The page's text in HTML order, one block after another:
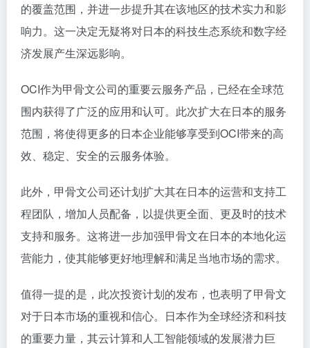
的覆盖范围，并进一步提升其在该地区的技术实力和影
响力。这一决定无疑将对日本的科技生态系统和数字经
济发展产生深远影响。
OCI作为甲骨文公司的重要云服务产品，已经在全球范
围内获得了广泛的应用和认可。此次扩大在日本的服务
范围，将使得更多的日本企业能够享受到OCI带来的高
效、稳定、安全的云服务体验。
此外，甲骨文公司还计划扩大其在日本的运营和支持工
程团队，增加人员配备，以提供更全面、更及时的技术
支持和服务。这将进一步加强甲骨文在日本的本地化运
营能力，使其能够更好地理解和满足当地市场的需求。
值得一提的是，此次投资计划的发布，也表明了甲骨文
对于日本市场的重视和信心。日本作为全球经济和科技
的重要力量，其云计算和人工智能领域的发展潜力巨